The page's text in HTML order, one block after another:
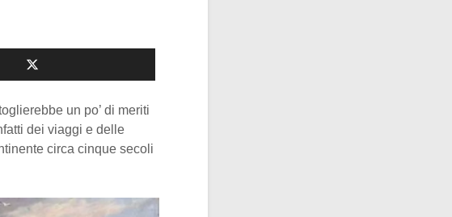
un po’ di meriti
dei viaggi e delle
circa cinque secoli